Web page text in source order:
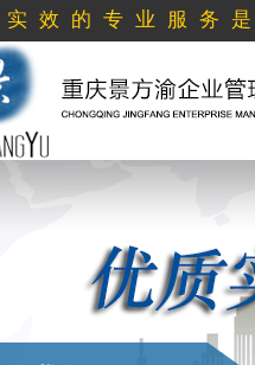
实效的专业服务